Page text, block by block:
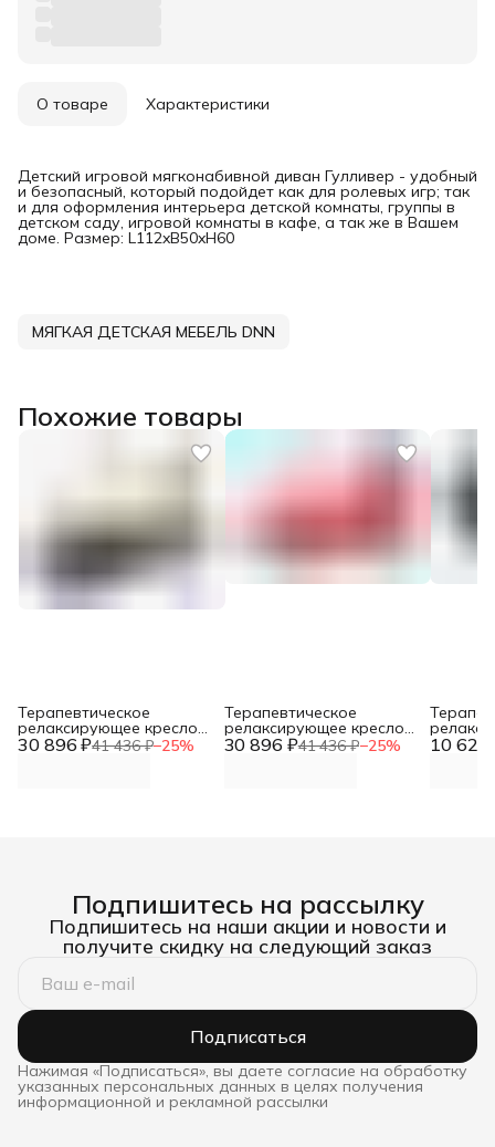
О товаре Характеристики
Детский игровой мягконабивной диван Гулливер - удобный
и безопасный, который подойдет как для ролевых игр; так
и для оформления интерьера детской комнаты, группы в
детском саду, игровой комнаты в кафе, а так же в Вашем
доме. Размер: L112xB50xH60
МЯГКАЯ ДЕТСКАЯ МЕБЕЛЬ DNN
Похожие товары
30 896 ₽41 436 ₽−25%
Терапевтическое
релаксирующее кресло
Кубик Взрослый - 30 896 ₽41 436 ₽−25%
Терапевтическое
релаксирующее кресло
Кубик Взрослый - 10 624
Кубик
Подпишитесь на рассылку
Подпишитесь на наши акции и новости и
получите скидку на следующий заказ
Подписаться
Нажимая «Подписаться», вы даете согласие на обработку
указанных персональных данных в целях получения
информационной и рекламной рассылки